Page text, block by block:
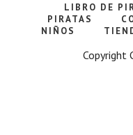
LIBRO DE
PIRATAS
NIÑOS
Copyright